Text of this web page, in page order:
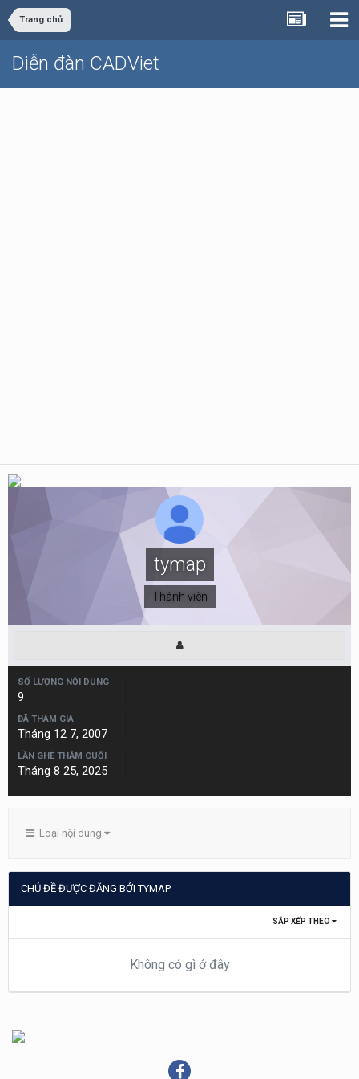
Trang chủ
Diễn đàn CADViet
tymap
Thành viên
SỐ LƯỢNG NỘI DUNG
9
ĐÃ THAM GIA
Tháng 12 7, 2007
LẦN GHÉ THĂM CUỐI
Tháng 8 25, 2025
Loại nội dung
CHỦ ĐỀ ĐƯỢC ĐĂNG BỞI TYMAP
SẮP XẾP THEO
Không có gì ở đây